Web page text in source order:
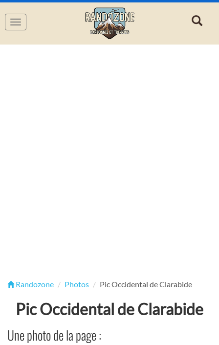
Navigation
Randozone Photos Pic Occidental de Clarabide
Pic Occidental de Clarabide
Une photo de la page :